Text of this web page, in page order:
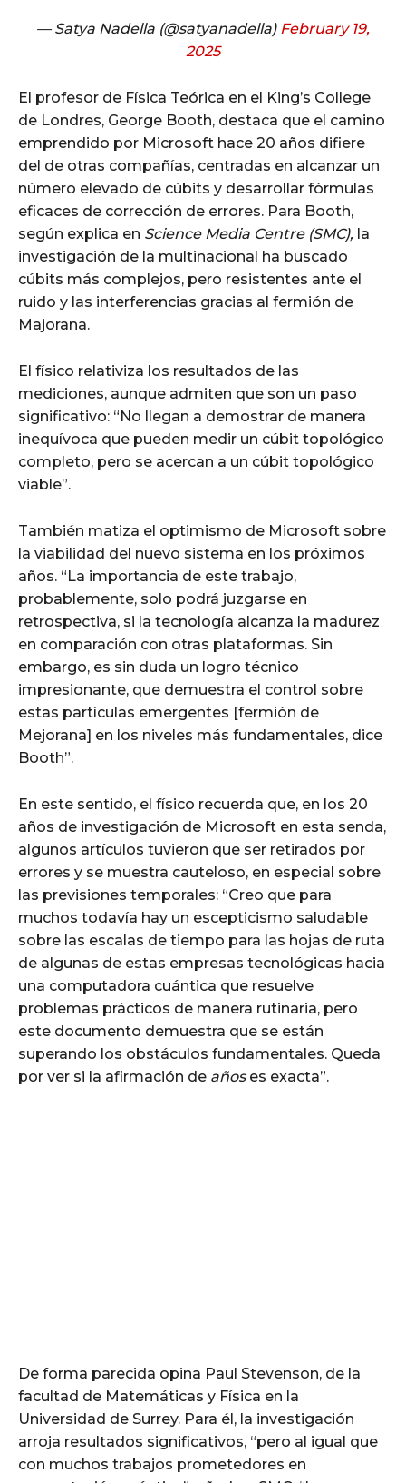
— Satya Nadella (@satyanadella) February 19,
2025
El profesor de Física Teórica en el King’s College
de Londres, George Booth, destaca que el camino
emprendido por Microsoft hace 20 años difiere
del de otras compañías, centradas en alcanzar un
número elevado de cúbits y desarrollar fórmulas
eficaces de corrección de errores. Para Booth,
según explica en Science Media Centre (SMC), la
investigación de la multinacional ha buscado
cúbits más complejos, pero resistentes ante el
ruido y las interferencias gracias al fermión de
Majorana.
El físico relativiza los resultados de las
mediciones, aunque admiten que son un paso
significativo: “No llegan a demostrar de manera
inequívoca que pueden medir un cúbit topológico
completo, pero se acercan a un cúbit topológico
viable”.
También matiza el optimismo de Microsoft sobre
la viabilidad del nuevo sistema en los próximos
años. “La importancia de este trabajo,
probablemente, solo podrá juzgarse en
retrospectiva, si la tecnología alcanza la madurez
en comparación con otras plataformas. Sin
embargo, es sin duda un logro técnico
impresionante, que demuestra el control sobre
estas partículas emergentes [fermión de
Mejorana] en los niveles más fundamentales, dice
Booth”.
En este sentido, el físico recuerda que, en los 20
años de investigación de Microsoft en esta senda,
algunos artículos tuvieron que ser retirados por
errores y se muestra cauteloso, en especial sobre
las previsiones temporales: “Creo que para
muchos todavía hay un escepticismo saludable
sobre las escalas de tiempo para las hojas de ruta
de algunas de estas empresas tecnológicas hacia
una computadora cuántica que resuelve
problemas prácticos de manera rutinaria, pero
este documento demuestra que se están
superando los obstáculos fundamentales. Queda
por ver si la afirmación de añoses exacta”.
De forma parecida opina Paul Stevenson, de la
facultad de Matemáticas y Física en la
Universidad de Surrey. Para él, la investigación
arroja resultados significativos, “pero al igual que
con muchos trabajos prometedores en